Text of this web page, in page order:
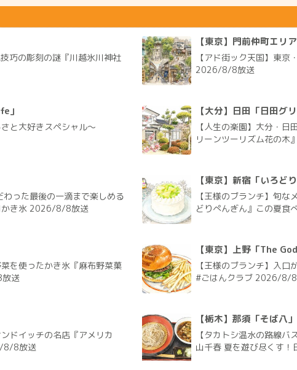
巧の彫刻の謎『川越氷川神社
【東京】門前仲町エリ
【アド街ック天国】東
2026/8/8放送
」
と大好きスペシャル～
【大分】日田「日田グ
【人生の楽園】大分・
リーンツーリズム花の
った最後の一滴まで楽しめる
かき氷 2026/8/8放送
【東京】新宿「いろど
【王様のブランチ】旬
どりぺんぎん』この夏
を使ったかき氷『麻布野菜菓
送
【東京】上野「The
【王様のブランチ】入
#ごはんクラブ 2026/8/
ドイッチの名店『アメリカ
8/8放送
【栃木】那須「そば八」
【タカトシ温水の路線
山千春 夏を遊び尽くす